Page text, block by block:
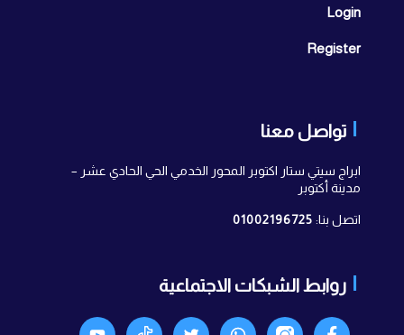
Login
Register
تواصل معنا
ابراج سيتي ستار اكتوبر المحور الخدمي الحي الحادي عشر –
مدينة أكتوبر
اتصل بنا:01002196725
روابط الشبكات الاجتماعية
Facebookانستجرام واتساب TikTok
Youtyube